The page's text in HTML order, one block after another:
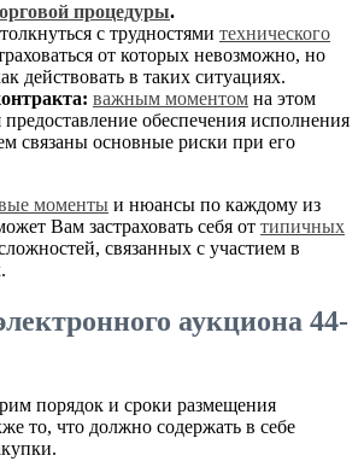
процедуры.
с трудностями технического
от которых невозможно, но
действовать в таких ситуациях.
важным моментом на этом
предоставление обеспечения исполнения
связаны основные риски при его
моменты и нюансы по каждому из
Вам застраховать себя от типичных
связанных с участием в
аукциона 44-
порядок и сроки размещения
то, что должно содержать в себе